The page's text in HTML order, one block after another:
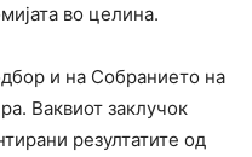
во целина.
и на Собранието на
Ваквиот заклучок
резултатите од